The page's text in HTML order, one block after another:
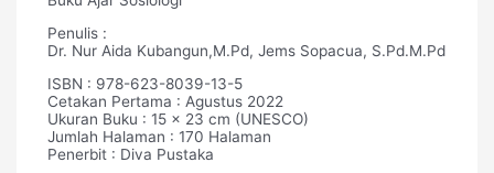
Penulis :
Dr. Nur Aida Kubangun,M.Pd, Jems Sopacua, S.Pd.M.Pd
ISBN : 978-623-8039-13-5
Cetakan Pertama : Agustus 2022
Ukuran Buku : 15 x 23 cm (UNESCO)
Jumlah Halaman : 170 Halaman
Penerbit : Diva Pustaka